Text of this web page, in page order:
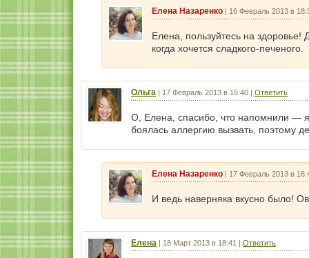
Елена Назаренко 16 Февраль 2013 в
Елена, пользуйтесь на
когда хочется сладкого-печеного.
Ольга 17 Февраль 2013 в 16:40 Ответить
О, Елена, спасибо, что напомнили —
боялась аллергию вызвать, поэтому
Елена Назаренко 17 Февраль 2013 в
И ведь наверняка вкусно было!
Елена 18 Март 2013 в 18:41 Ответить